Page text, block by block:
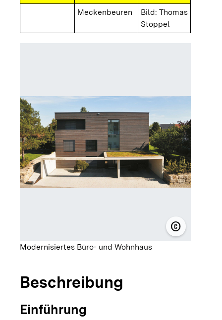
Meckenbeuren
Bild: Thomas
Stoppel
copyright© Thomas
Modernisiertes Büro- und Wohnhaus
Beschreibung
Einführung